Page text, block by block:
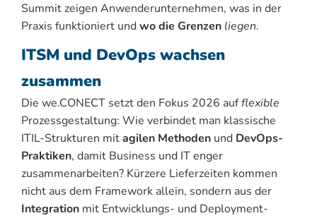
Summit zeigen Anwenderunternehmen, was in der
Praxis funktioniert und wo die Grenzen liegen.
ITSM und DevOps wachsen
zusammen
Die we.CONECT setzt den Fokus 2026 aufflexible
Prozessgestaltung: Wie verbindet man klassische
ITIL-Strukturen mitagilen Methoden und DevOps-
Praktiken, damit Business und IT enger
zusammenarbeiten? Kürzere Lieferzeiten kommen
nicht aus dem Framework allein, sondern aus der
Integration mit Entwicklungs- und Deployment-